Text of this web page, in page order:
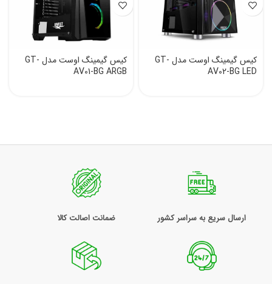
کیس گیمینگ اوست مدل GT-
AV02-BG LED
کیس گیمینگ اوست مدل GT-
AV01-BG ARGB
ارسال سریع به سراسر کشور ضمانت اصالت کالا